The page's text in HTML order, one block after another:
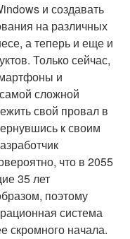
и создавать
на различных
а теперь и еще и
Только сейчас,
и
сложной
свой провал в
к своим
что в 2055
35 лет
поэтому
система
скромного начала.